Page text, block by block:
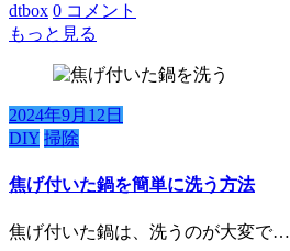
dtbox 0 コメント
もっと見る
2024年9月12日
DIY 掃除
焦げ付いた鍋を簡単に洗う方法
焦げ付いた鍋は、洗うのが大変で…